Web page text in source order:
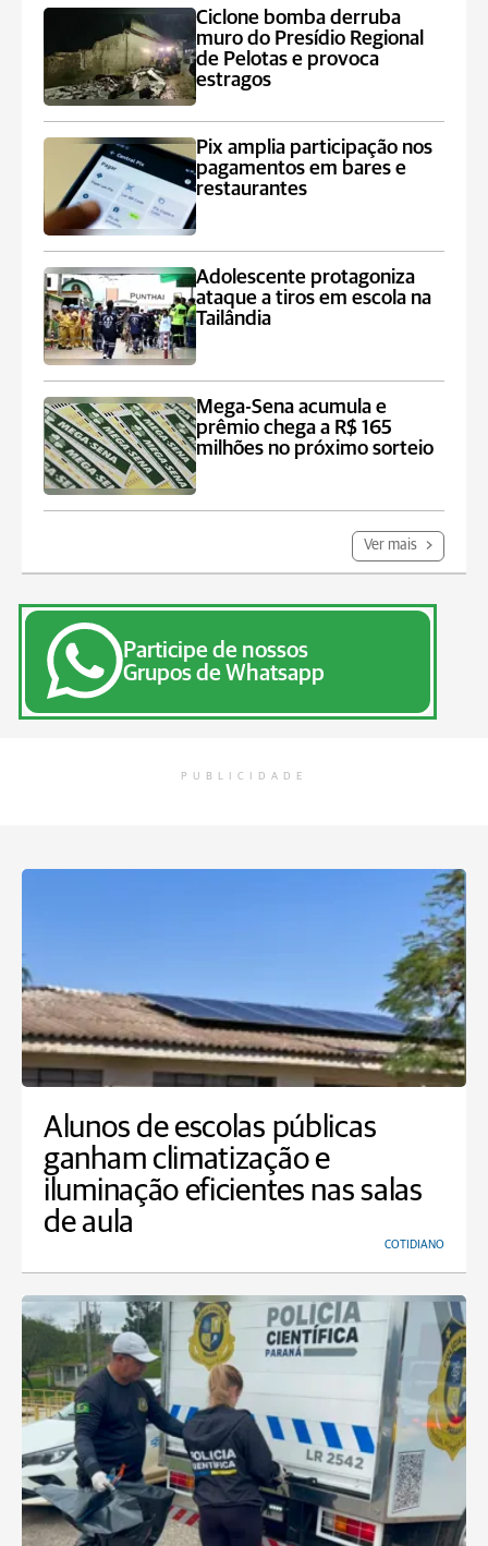
Ciclone bomba derruba
muro do Presídio Regional
de Pelotas e provoca
estragos
Pix amplia participação nos
pagamentos em bares e
restaurantes
Adolescente protagoniza
ataque a tiros em escola na
Tailândia
Mega-Sena acumula e
prêmio chega a R$ 165
milhões no próximo sorteio
Ver mais
Participe de nossos
Grupos de Whatsapp
PUBLICIDADE
Alunos de escolas públicas
ganham climatização e
iluminação eficientes nas salas
de aula
COTIDIANO